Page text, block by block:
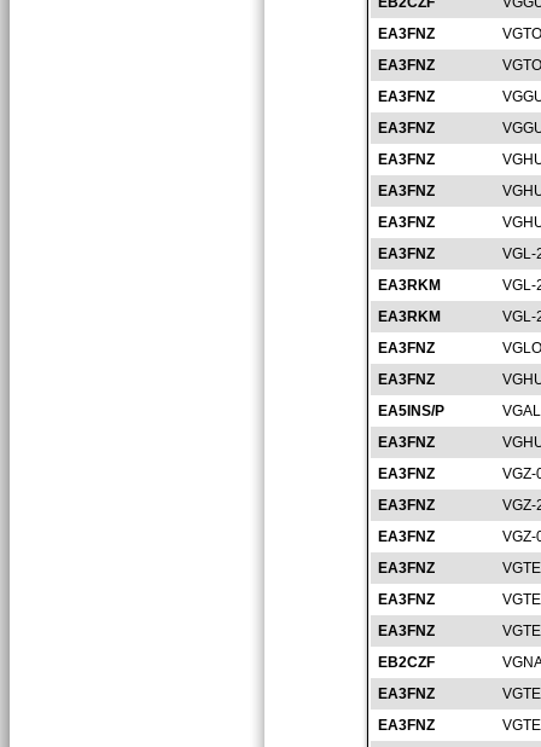
EA3FNZ
EA3FNZ
EA3FNZ
EA3FNZ
EA3FNZ
EA3FNZ
EA3FNZ
EA3FNZ
VGL-
EA3RKM
VGL-
EA3RKM
VGL-
EA3FNZ
EA3FNZ
EA5INS/P
EA3FNZ
EA3FNZ
VGZ-
EA3FNZ
VGZ-
EA3FNZ
VGZ-
EA3FNZ
EA3FNZ
EA3FNZ
EB2CZF
EA3FNZ
EA3FNZ